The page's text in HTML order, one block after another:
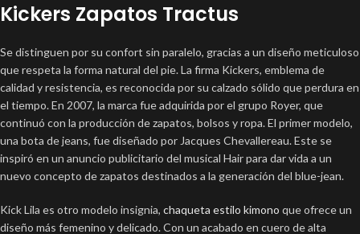
Kickers Zapatos Tractus
Se distinguen por su confort sin paralelo, gracias a un diseño meticuloso
que respeta la forma natural del pie. La firma Kickers, emblema de
calidad y resistencia, es reconocida por su calzado sólido que perdura en
el tiempo. En 2007, la marca fue adquirida por el grupo Royer, que
continuó con la producción de zapatos, bolsos y ropa. El primer modelo,
una bota de jeans, fue diseñado por Jacques Chevallereau. Este se
inspiró en un anuncio publicitario del musical Hair para dar vida a un
nuevo concepto de zapatos destinados a la generación del blue-jean.
Kick Lila es otro modelo insignia, chaqueta estilo kimono que ofrece un
diseño más femenino y delicado. Con un acabado en cuero de alta